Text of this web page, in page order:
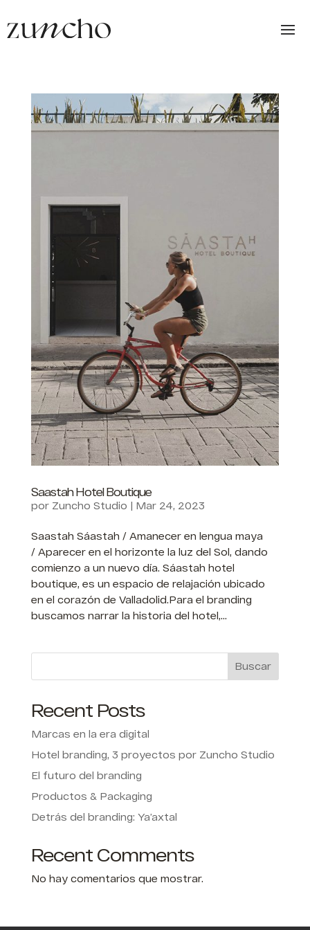
Saastah Hotel Boutique
por Zuncho Studio | Mar 24, 2023
Saastah Sáastah / Amanecer en lengua maya
/ Aparecer en el horizonte la luz del Sol, dando
comienzo a un nuevo día. Sáastah hotel
boutique, es un espacio de relajación ubicado
en el corazón de Valladolid.Para el branding
buscamos narrar la historia del hotel,...
Buscar
Recent Posts
Marcas en la era digital
Hotel branding, 3 proyectos por Zuncho Studio
El futuro del branding
Productos & Packaging
Detrás del branding: Ya’axtal
Recent Comments
No hay comentarios que mostrar.